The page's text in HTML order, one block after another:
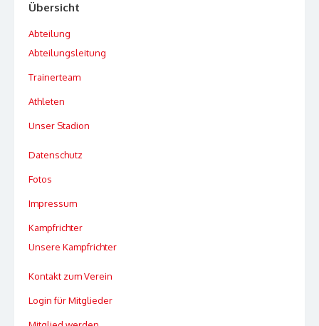
Übersicht
Abteilung
Abteilungsleitung
Trainerteam
Athleten
Unser Stadion
Datenschutz
Fotos
Impressum
Kampfrichter
Unsere Kampfrichter
Kontakt zum Verein
Login für Mitglieder